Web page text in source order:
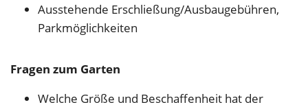
Ausstehende Erschließung/Ausbaugebühren,
Parkmöglichkeiten
Fragen zum Garten
Welche Größe und Beschaffenheit hat der